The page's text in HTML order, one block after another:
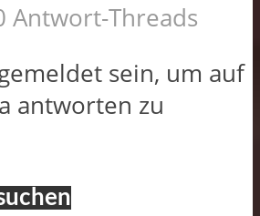
Antwort-Threads
sein, um auf
antworten zu